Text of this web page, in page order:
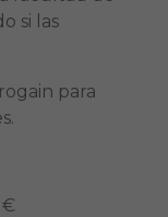
si las
para